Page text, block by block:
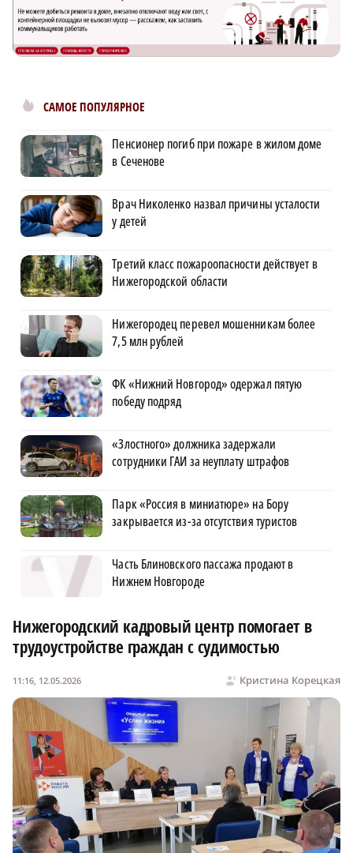
САМОЕ ПОПУЛЯРНОЕ
Пенсионер погиб при пожаре в жилом доме
в Сеченове
Врач Николенко назвал причины усталости
у детей
Третий класс пожароопасности действует в
Нижегородской области
Нижегородец перевел мошенникам более
7,5 млн рублей
ФК «Нижний Новгород» одержал пятую
победу подряд
«Злостного» должника задержали
сотрудники ГАИ за неуплату штрафов
Парк «Россия в миниатюре» на Бору
закрывается из-за отсутствия туристов
Часть Блиновского пассажа продают в
Нижнем Новгороде
Нижегородский кадровый центр помогает в
трудоустройстве граждан с судимостью
Кристина Корецкая
11:16, 12.05.2026